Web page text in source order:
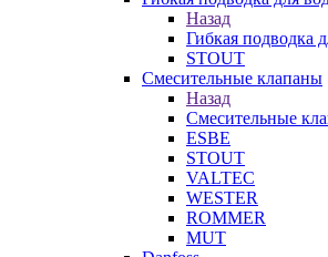
Назад
Гибкая подводка
STOUT
Смесительные клапаны
Назад
Смесительные
ESBE
STOUT
VALTEC
WESTER
ROMMER
MUT